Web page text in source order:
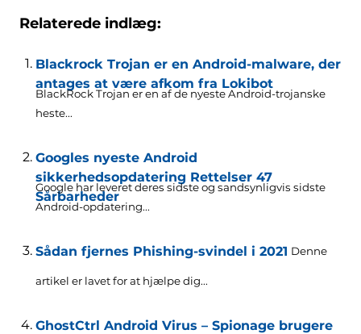
Relaterede indlæg:
Blackrock Trojan er en Android-malware, der
antages at være afkom fra Lokibot
BlackRock Trojan er en af de nyeste Android-trojanske
heste...
Googles nyeste Android
sikkerhedsopdatering Rettelser 47
Sårbarheder
Google har leveret deres sidste og sandsynligvis sidste
Android-opdatering...
Sådan fjernes Phishing-svindel i 2021 Denne
artikel er lavet for at hjælpe dig...
GhostCtrl Android Virus – Spionage brugere